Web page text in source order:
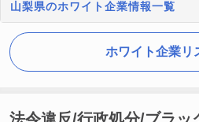
山梨県のホワイト企業情報一覧
ホワイト企業リ